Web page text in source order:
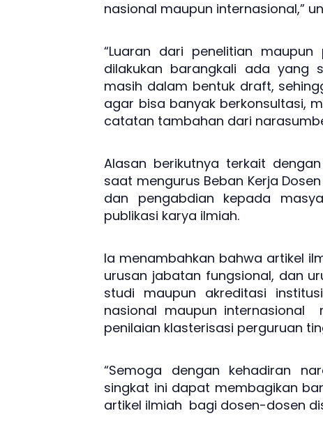
nasional maupun internasional,”
“Luaran dari penelitian
dilakukan barangkali ada yang
masih dalam bentuk draft,
agar bisa banyak berkonsultasi,
catatan tambahan dari
Alasan berikutnya terkait
saat mengurus Beban Kerja
dan pengabdian kepada
publikasi karya ilmiah.
Ia menambahkan bahwa artikel
urusan jabatan fungsional, dan
studi maupun akreditasi
nasional maupun internasional
penilaian klasterisasi perguruan
“Semoga dengan kehadiran
singkat ini dapat membagikan
artikel ilmiah bagi dosen-dosen